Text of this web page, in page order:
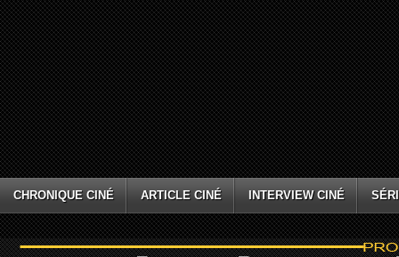
CHRONIQUE CINÉ ARTICLE CINÉ INTERVIEW CINÉ